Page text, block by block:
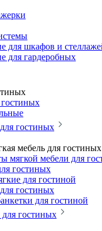
для шкафов и
для гардеробных
гостиных
мебель для гостиных
мягкой мебели для
гостиных
для гостиной
гостиных
для гостиной
гостиных